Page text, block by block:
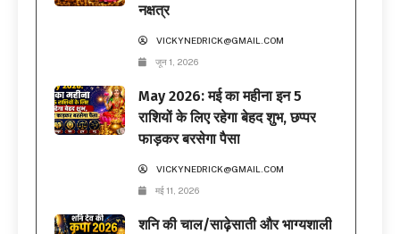
नक्षत्र
VICKYNEDRICK@GMAIL.COM
जून 1, 2026
May 2026: मई का महीना इन 5
राशियों के लिए रहेगा बेहद शुभ, छप्पर
फाड़कर बरसेगा पैसा
VICKYNEDRICK@GMAIL.COM
मई 11, 2026
शनि की चाल/साढ़ेसाती और भाग्यशाली